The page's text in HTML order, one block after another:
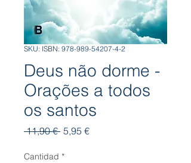
SKU: ISBN: 978-989-54207-4-2
Deus não dorme -
Orações a todos
os santos
11,90 € Precio
5,95 €Precio
Cantidad *